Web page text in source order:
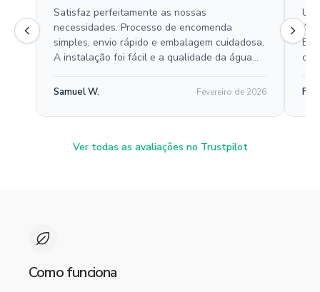
Satisfaz perfeitamente as nossas
necessidades. Processo de encomenda
simples, envio rápido e embalagem cuidadosa.
A instalação foi fácil e a qualidade da água
Samuel W. Fevereiro de 2026
Ver todas as avaliações no Trustpilot
Como funciona